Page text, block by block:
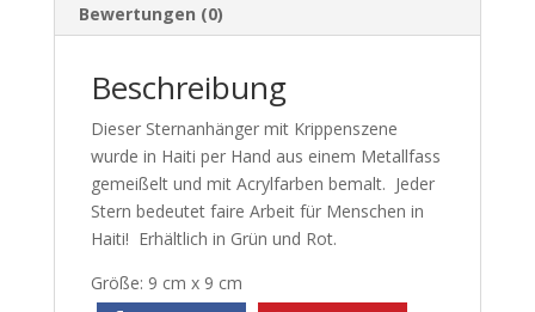
Bewertungen (0)
Beschreibung
Dieser Sternanhänger mit Krippenszene
wurde in Haiti per Hand aus einem Metallfass
gemeißelt und mit Acrylfarben bemalt. Jeder
Stern bedeutet faire Arbeit für Menschen in
Haiti! Erhältlich in Grün und Rot.
Größe: 9 cm x 9 cm